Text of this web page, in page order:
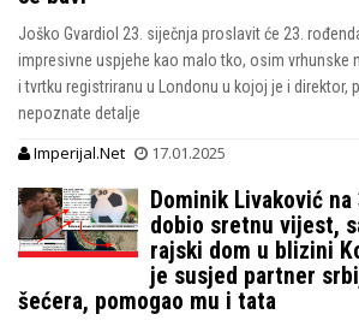
Joško Gvardiol 23. siječnja proslavit će 23.
impresivne uspjehe kao malo tko, osim vrhunske
i tvrtku registriranu u Londonu u kojoj je i direktor,
nepoznate detalje
Imperijal.Net 17.01.2025
Dominik Livaković
dobio sretnu vijest,
rajski dom u blizini
je susjed partner
šećera, pomogao mu i tata